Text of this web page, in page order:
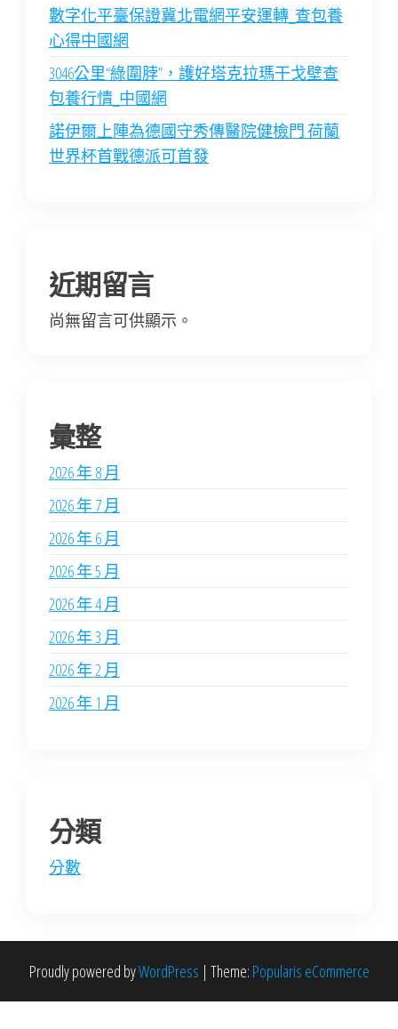
數字化平臺保證冀北電網平安運轉_查包養
心得中國網
3046公里“綠圍脖”，護好塔克拉瑪干戈壁查
包養行情_中國網
諾伊爾上陣為德國守秀傳醫院健檢門 荷蘭
世界杯首戰德派可首發
近期留言
尚無留言可供顯示。
彙整
2026 年 8 月
2026 年 7 月
2026 年 6 月
2026 年 5 月
2026 年 4 月
2026 年 3 月
2026 年 2 月
2026 年 1 月
分類
分數
Proudly powered byWordPress | Theme: Popularis eCommerce